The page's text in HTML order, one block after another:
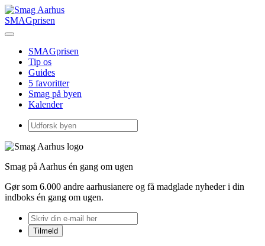
SMAGprisen
SMAGprisen
Tip os
Guides
5 favoritter
Smag på byen
Kalender
Smag på Aarhus én gang om ugen
Gør som 6.000 andre aarhusianere og få madglade nyheder i din
indboks én gang om ugen.